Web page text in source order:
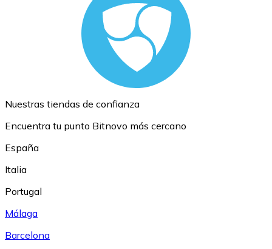
Nuestras tiendas de confianza
Encuentra tu punto Bitnovo más cercano
España
Italia
Portugal
Málaga
Barcelona